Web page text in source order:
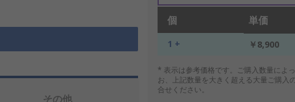
個 単価
1 + ￥8,900
* 表示は参考価格です。ご購入数量によ
お、上記数量を大きく超える大量ご購入
合せください。
その他